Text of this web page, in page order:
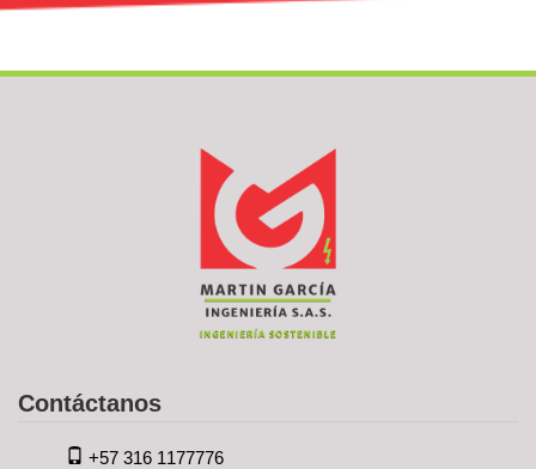
Contáctanos
+57 316 1177776